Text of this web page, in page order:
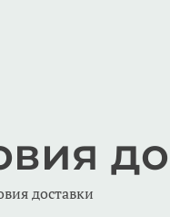
доставки